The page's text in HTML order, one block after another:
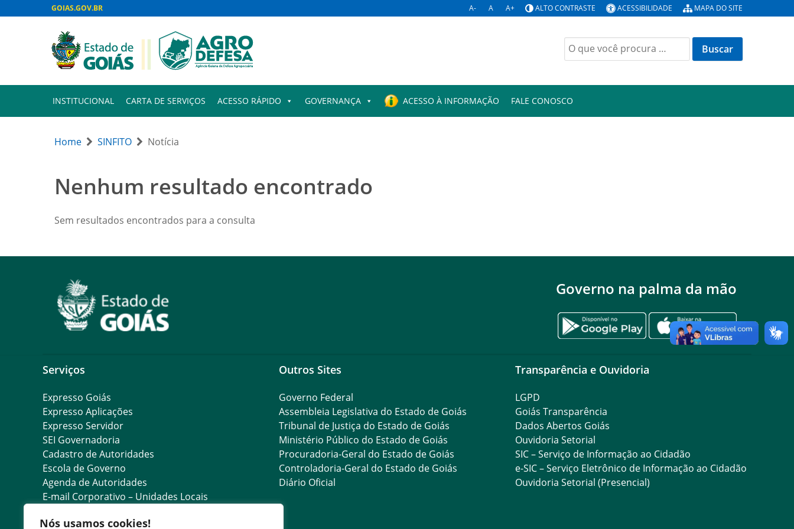
Nós usamos cookies!
GOIAS.GOV.BR A- A A+ ALTO CONTRASTE ACESSIBILIDADE MAPA DO SITE
Buscar
por:
INSTITUCIONAL CARTA DE SERVIÇOS ACESSO RÁPIDO GOVERNANÇA ACESSO À INFORMAÇÃO FALE CONOSCO
Home SINFITO Notícia
Nenhum resultado encontrado
Sem resultados encontrados para a consulta
Governo na palma da mão
Serviços
Expresso Goiás
Expresso Aplicações
Expresso Servidor
SEI Governadoria
Cadastro de Autoridades
Escola de Governo
Agenda de Autoridades
E-mail Corporativo – Unidades Locais
Consulta de Estabelecimentos Registrados
Outros Sites
Governo Federal
Assembleia Legislativa do Estado de Goiás
Tribunal de Justiça do Estado de Goiás
Ministério Público do Estado de Goiás
Procuradoria-Geral do Estado de Goiás
Controladoria-Geral do Estado de Goiás
Diário Oficial
Transparência e Ouvidoria
LGPD
Goiás Transparência
Dados Abertos Goiás
Ouvidoria Setorial
SIC – Serviço de Informação ao Cidadão
e-SIC – Serviço Eletrônico de Informação ao Cidadão
Ouvidoria Setorial (Presencial)